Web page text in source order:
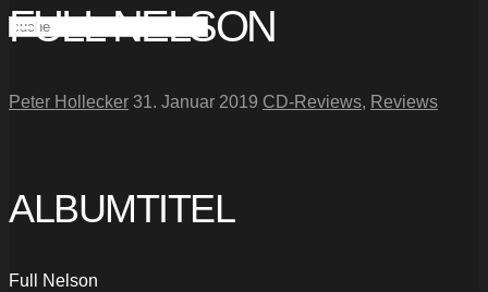
FULL NELSON
Peter Hollecker 31. Januar 2019 CD-Reviews, Reviews
ALBUMTITEL
Full Nelson